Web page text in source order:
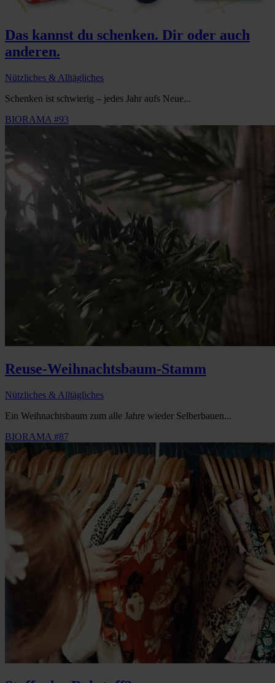
Das kannst du schenken. Dir oder auch
anderen.
Nützliches & Alltägliches
Schenken ist schwierig – jedes Jahr aufs Neue...
BIORAMA #93
Reuse-Weihnachtsbaum-Stamm
Nützliches & Alltägliches
Ein Weihnachtsbaum zum alle Jahre wieder Selberbauen...
BIORAMA #87